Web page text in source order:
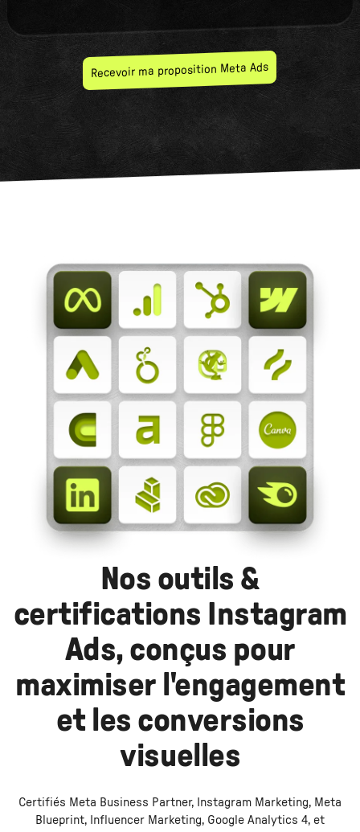
Recevoir ma proposition Meta Ads
Nos outils &
certifications Instagram
Ads, conçus pour
maximiser l'engagement
et les conversions
visuelles
Certifiés Meta Business Partner, Instagram Marketing, Meta
Blueprint, Influencer Marketing, Google Analytics 4, et